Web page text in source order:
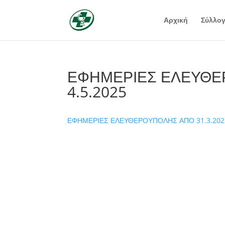
Αρχική
ΕΦΗΜΕΡΙΕΣ
4.5.2025
ΕΦΗΜΕΡΙΕΣ ΕΛΕΥΘΕΡΟΥΠΟΛΗΣ ΑΠΟ